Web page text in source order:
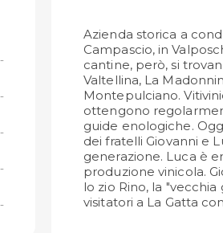
Azienda storica a
Campascio, in
cantine, però, si
Valtellina, La
Montepulciano.
ottengono
guide enologiche.
dei fratelli Giovanni e
generazione. Luca è
produzione vinicola.
lo zio Rino, la
visitatori a La Gatta